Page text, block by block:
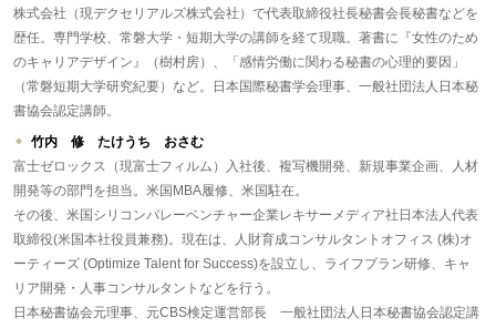
株式会社（現デクセリアルズ株式会社）で代表取締役社長秘書会長秘書などを
歴任。専門学校、常磐大学・短期大学の講師を経て現職。著書に『女性のため
のキャリアデザイン』（樹村房）、「感情労働に関わる秘書の心理的要因」
（常磐短期大学研究紀要）など。日本国際秘書学会理事、一般社団法人日本秘
書協会認定講師。
竹内 修 たけうち おさむ
富士ゼロックス（現富士フィルム）入社後、複写機開発、新規事業企画、人材
開発等の部門を担当。米国MBA履修、米国駐在。
その後、米国シリコンバレーベンチャー企業レキサーメディア社日本法人代表
取締役(米国本社役員兼務)。現在は、人財育成コンサルタントオフィス (株)オ
ーティーズ (Optimize Talent for Success)を設立し、ライフプラン研修、キャ
リア開発・人事コンサルタントなどを行う。
日本秘書協会元理事、元CBS検定運営部長 一般社団法人日本秘書協会認定講